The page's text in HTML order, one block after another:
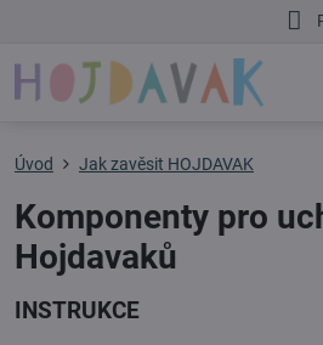
Úvod Jak zavěsit HOJDAVAK
Komponenty pro
Hojdavaků
INSTRUKCE